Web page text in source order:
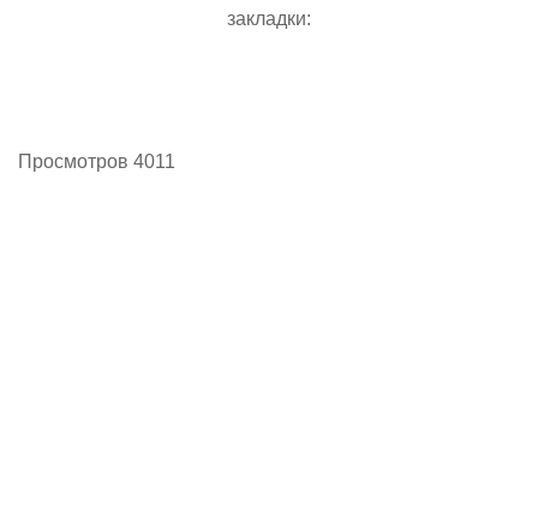
закладки:
Просмотров 4011